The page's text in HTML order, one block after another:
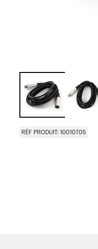
RÉF PRODUIT: 10010705